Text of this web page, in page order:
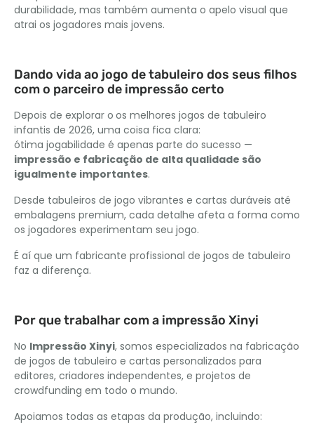
durabilidade, mas também aumenta o apelo visual que
atrai os jogadores mais jovens.
Dando vida ao jogo de tabuleiro dos seus filhos
com o parceiro de impressão certo
Depois de explorar o os melhores jogos de tabuleiro
infantis de 2026, uma coisa fica clara:
ótima jogabilidade é apenas parte do sucesso —
impressão e fabricação de alta qualidade são
igualmente importantes.
Desde tabuleiros de jogo vibrantes e cartas duráveis ​​até
embalagens premium, cada detalhe afeta a forma como
os jogadores experimentam seu jogo.
É aí que um fabricante profissional de jogos de tabuleiro
faz a diferença.
Por que trabalhar com a impressão Xinyi
No Impressão Xinyi, somos especializados na fabricação
de jogos de tabuleiro e cartas personalizados para
editores, criadores independentes, e projetos de
crowdfunding em todo o mundo.
Apoiamos todas as etapas da produção, incluindo: